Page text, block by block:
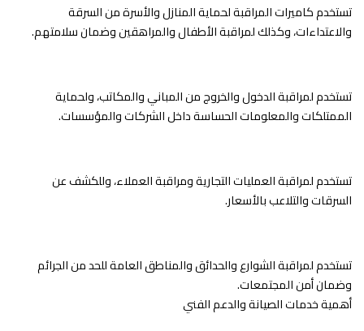
تستخدم كاميرات المراقبة لحماية المنازل والأسرة من السرقة
والاعتداءات، وكذلك لمراقبة الأطفال والمراهقين وضمان سلامتهم.
تستخدم لمراقبة الدخول والخروج من المباني والمكاتب، ولحماية
الممتلكات والمعلومات الحساسة داخل الشركات والمؤسسات.
تستخدم لمراقبة العمليات التجارية ومراقبة العملاء، وللكشف عن
السرقات والتلاعب بالأسعار.
تستخدم لمراقبة الشوارع والحدائق والمناطق العامة للحد من الجرائم
وضمان أمن المجتمعات.
أهمية خدمات الصيانة والدعم الفني